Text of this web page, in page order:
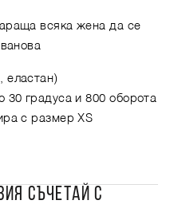
всяка жена да се
еластан)
30 градуса и 800 оборота
с размер XS
СЪЧЕТАЙ С